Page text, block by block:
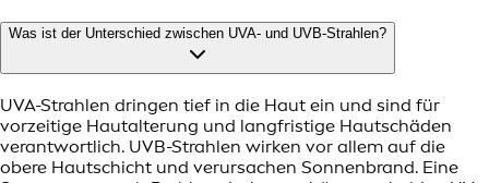
Was ist der Unterschied zwischen UVA- und UVB-Strahlen?
UVA-Strahlen dringen tief in die Haut ein und sind für
vorzeitige Hautalterung und langfristige Hautschäden
verantwortlich. UVB-Strahlen wirken vor allem auf die
obere Hautschicht und verursachen Sonnenbrand. Eine